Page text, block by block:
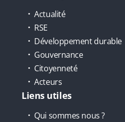
Actualité
RSE
Développement durable
Gouvernance
Citoyenneté
Acteurs
Liens utiles
Qui sommes nous ?